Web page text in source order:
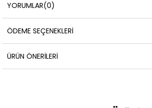
YORUMLAR(0)
ÖDEME SEÇENEKLERI
ÜRÜN ÖNERILERI